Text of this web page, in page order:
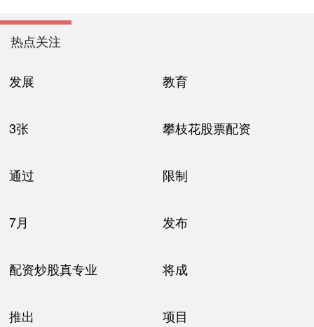
热点关注
发展 教育
3张 攀枝花股票配资
通过 限制
7月 发布
配资炒股真专业 将成
推出 项目